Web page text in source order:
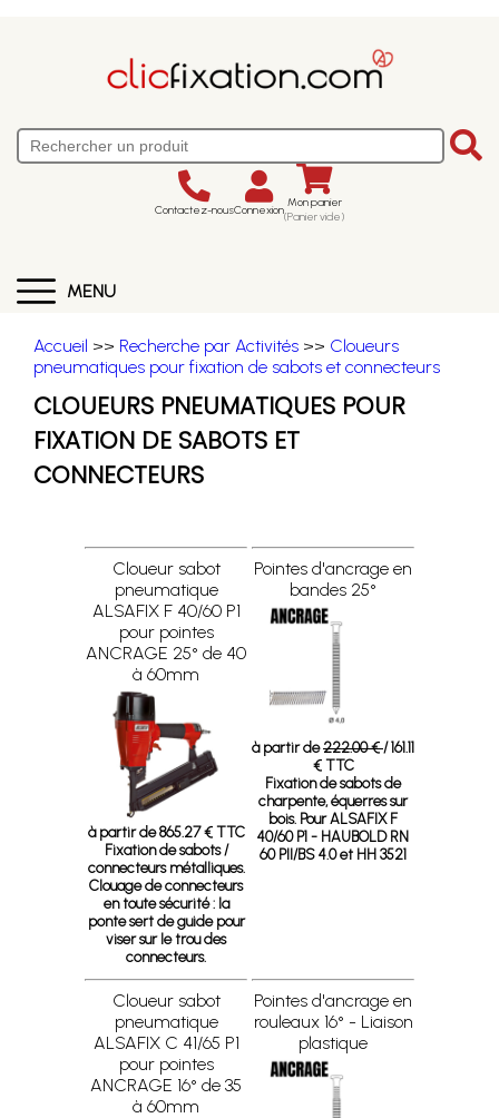
Contactez-nousConnexion Mon panier
(Panier vide)
MENU
Accueil >> Recherche par Activités >> Cloueurs
pneumatiques pour fixation de sabots et connecteurs
CLOUEURS PNEUMATIQUES POUR
FIXATION DE SABOTS ET
CONNECTEURS
Cloueur sabot
pneumatique
ALSAFIX F 40/60 P1
pour pointes
ANCRAGE 25° de 40
à 60mm
à partir de 865.27 € TTC
Fixation de sabots /
connecteurs métalliques.
Clouage de connecteurs
en toute sécurité : la
ponte sert de guide pour
viser sur le trou des
connecteurs.
Pointes d'ancrage en
bandes 25°
à partir de222.00 €/ 161.11
€ TTC
Fixation de sabots de
charpente, équerres sur
bois. Pour ALSAFIX F
40/60 P1 - HAUBOLD RN
60 PII/BS 4.0 et HH 3521
Cloueur sabot
pneumatique
ALSAFIX C 41/65 P1
pour pointes
ANCRAGE 16° de 35
à 60mm
Pointes d'ancrage en
rouleaux 16° - Liaison
plastique